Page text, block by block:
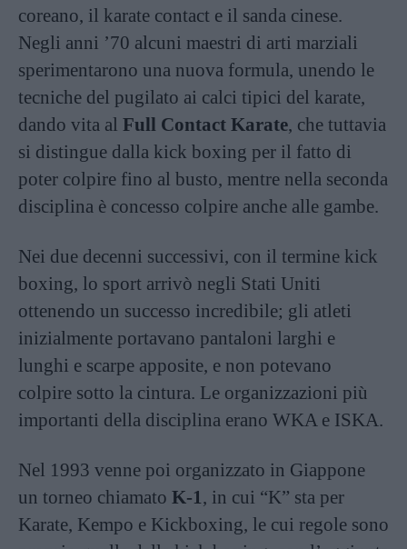
coreano, il karate contact e il sanda cinese.
Negli anni ’70 alcuni maestri di arti marziali
sperimentarono una nuova formula, unendo le
tecniche del pugilato ai calci tipici del karate,
dando vita al Full Contact Karate, che tuttavia
si distingue dalla kick boxing per il fatto di
poter colpire fino al busto, mentre nella seconda
disciplina è concesso colpire anche alle gambe.
Nei due decenni successivi, con il termine kick
boxing, lo sport arrivò negli Stati Uniti
ottenendo un successo incredibile; gli atleti
inizialmente portavano pantaloni larghi e
lunghi e scarpe apposite, e non potevano
colpire sotto la cintura. Le organizzazioni più
importanti della disciplina erano WKA e ISKA.
Nel 1993 venne poi organizzato in Giappone
un torneo chiamato K-1, in cui “K” sta per
Karate, Kempo e Kickboxing, le cui regole sono